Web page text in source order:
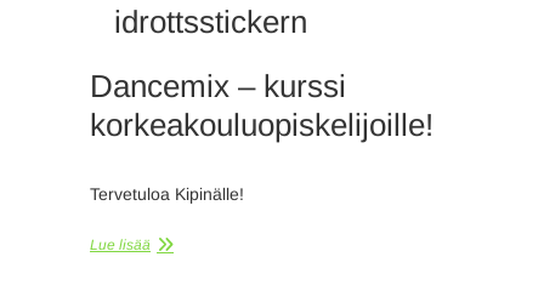
idrottsstickern
Dancemix – kurssi
korkeakouluopiskelijoille!
Tervetuloa Kipinälle!
Lue lisää